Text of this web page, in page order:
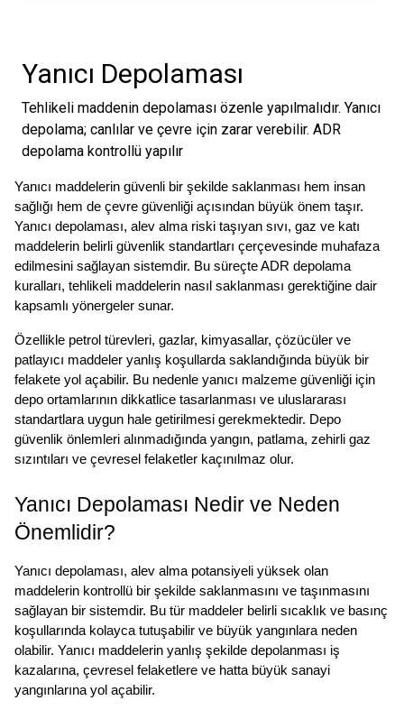
Yanıcı Depolaması
Tehlikeli maddenin depolaması özenle yapılmalıdır. Yanıcı
depolama; canlılar ve çevre için zarar verebilir. ADR
depolama kontrollü yapılır
Yanıcı maddelerin güvenli bir şekilde saklanması hem insan
sağlığı hem de çevre güvenliği açısından büyük önem taşır.
Yanıcı depolaması, alev alma riski taşıyan sıvı, gaz ve katı
maddelerin belirli güvenlik standartları çerçevesinde muhafaza
edilmesini sağlayan sistemdir. Bu süreçte ADR depolama
kuralları, tehlikeli maddelerin nasıl saklanması gerektiğine dair
kapsamlı yönergeler sunar.
Özellikle petrol türevleri, gazlar, kimyasallar, çözücüler ve
patlayıcı maddeler yanlış koşullarda saklandığında büyük bir
felakete yol açabilir. Bu nedenle yanıcı malzeme güvenliği için
depo ortamlarının dikkatlice tasarlanması ve uluslararası
standartlara uygun hale getirilmesi gerekmektedir. Depo
güvenlik önlemleri alınmadığında yangın, patlama, zehirli gaz
sızıntıları ve çevresel felaketler kaçınılmaz olur.
Yanıcı Depolaması Nedir ve Neden
Önemlidir?
Yanıcı depolaması, alev alma potansiyeli yüksek olan
maddelerin kontrollü bir şekilde saklanmasını ve taşınmasını
sağlayan bir sistemdir. Bu tür maddeler belirli sıcaklık ve basınç
koşullarında kolayca tutuşabilir ve büyük yangınlara neden
olabilir. Yanıcı maddelerin yanlış şekilde depolanması iş
kazalarına, çevresel felaketlere ve hatta büyük sanayi
yangınlarına yol açabilir.